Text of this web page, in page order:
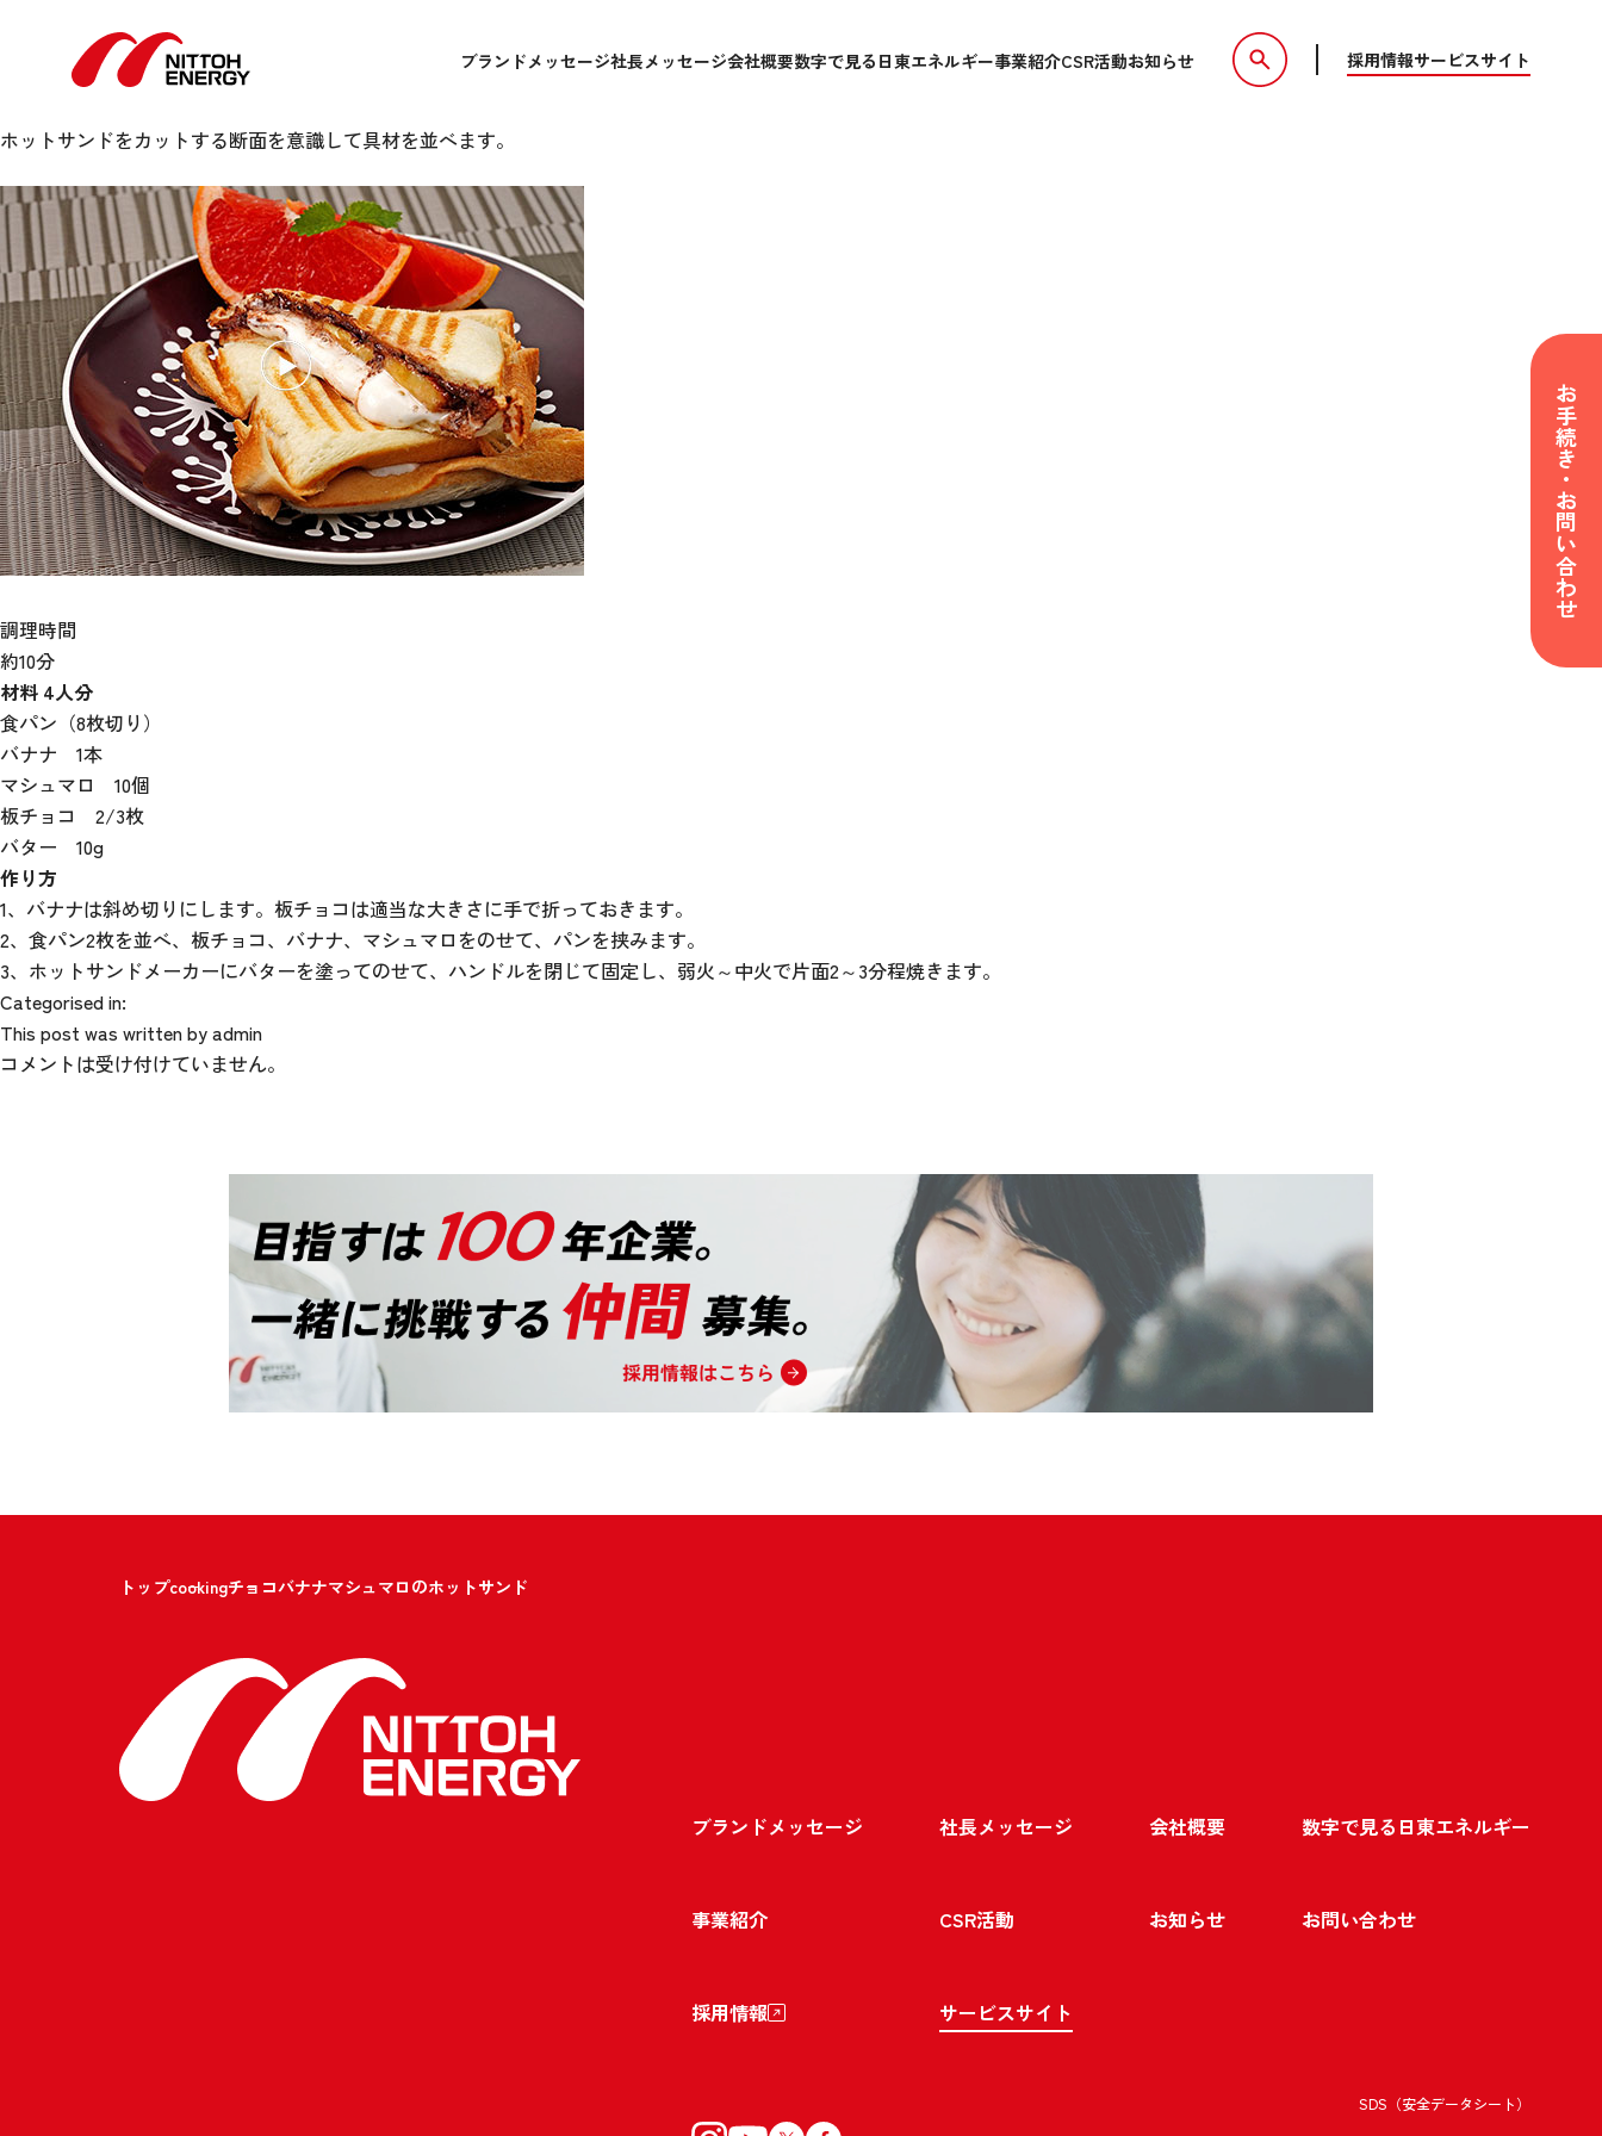
ブランドメッセージ社長メッセージ会社概要数字で見る日東エネルギー事業紹介CSR活動お知らせ 採用情報サービスサイト
8月 23, 2022 12:00 amPublished by
チョコバナナマシュマロのホットサンド
ホットサンドをカットする断面を意識して具材を並べます。
調理時間
約10分
材料 4人分
食パン（8枚切り）
バナナ 1本
マシュマロ 10個
板チョコ 2/3枚
バター 10g
作り方
1、バナナは斜め切りにします。板チョコは適当な大きさに手で折っておきます。
2、食パン2枚を並べ、板チョコ、バナナ、マシュマロをのせて、パンを挟みます。
3、ホットサンドメーカーにバターを塗ってのせて、ハンドルを閉じて固定し、弱火～中火で片面2～3分程焼きます。
Categorised in:
This post was written by admin
コメントは受け付けていません。
トップcookingチョコバナナマシュマロのホットサンド
ブランドメッセージ 社長メッセージ 会社概要 数字で見る日東エネルギー
事業紹介 CSR活動 お知らせ お問い合わせ
採用情報 サービスサイト
SDS（安全データシート）
お手続き・お問い合わせ